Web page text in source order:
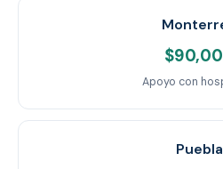
Apoyo con
Puebla